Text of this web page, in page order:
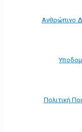
Ανθρώπινο
Πολιτική